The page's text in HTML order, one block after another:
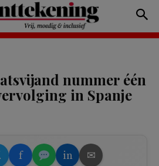
nummer één
in Spanje
f in ✉